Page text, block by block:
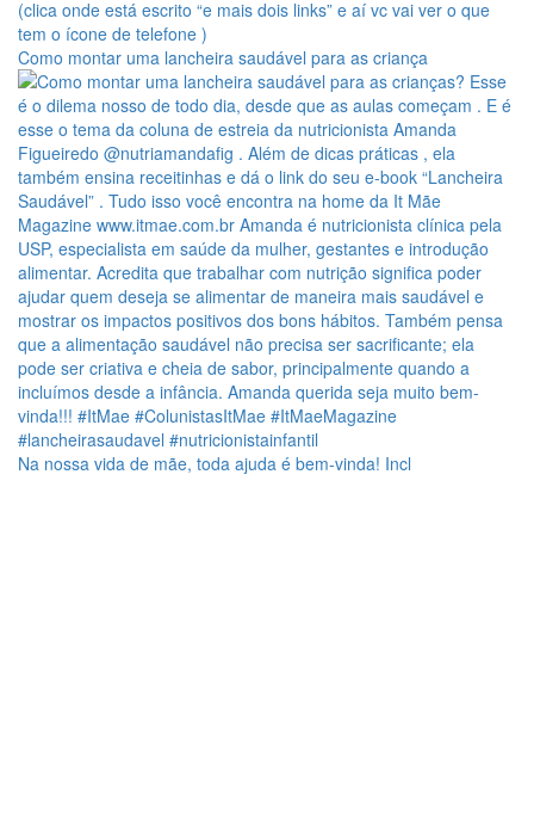
Como montar uma lancheira saudável para as criança
Na nossa vida de mãe, toda ajuda é bem-vinda! Incl